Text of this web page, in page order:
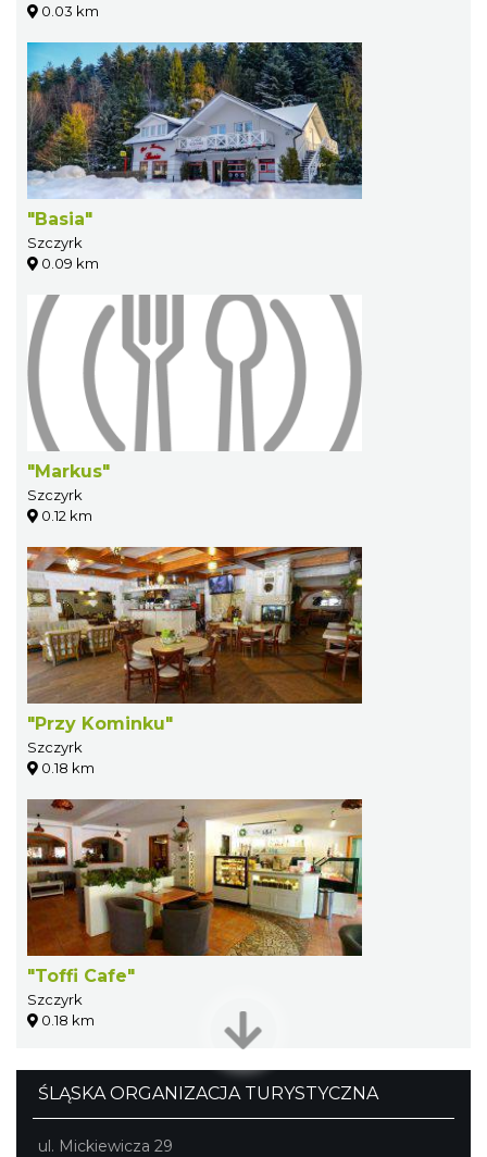
0.03 km
"Basia"
Szczyrk
0.09 km
"Markus"
Szczyrk
0.12 km
"Przy Kominku"
Szczyrk
0.18 km
"Toffi Cafe"
Szczyrk
0.18 km
ŚLĄSKA ORGANIZACJA TURYSTYCZNA
ul. Mickiewicza 29